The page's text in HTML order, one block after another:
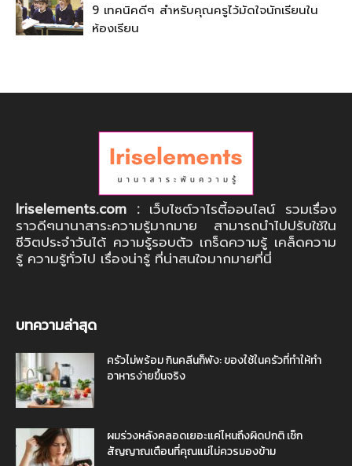
9 เทคนิคดีๆ สำหรับคุณครูไว้มัดใจนักเรียนใน
ห้องเรียน
Iriselements.com : เว็บไซต์วาไรตี้ออนไลน์ รวมเรื่อง
ราวดีๆนานาสาระความรู้มากมาย สามารถนำไปปรับใช้ใน
ชีวิตประจำวันได้ ความรู้รอบตัว เกร็ดความรู้ เคล็ดความ
รู้ ความรู้ทั่วไป เรื่องน่ารู้ ที่น่าสนใจมากมายที่นี่
บทความล่าสุด
ครัวไม่พร้อม กินคลีนก็พัง: ของใช้ในครัวที่ทำให้ทำ
อาหารง่ายขึ้นจริง
ผมร่วงหลังคลอดเยอะแค่ไหนถึงผิดปกติ เช็ก
สัญญาณเตือนที่คุณแม่ไม่ควรมองข้าม